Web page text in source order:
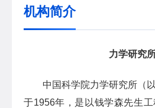
机构简介
力学研究
中国科学院力学研究所（以
于1956年，是以钱学森先生